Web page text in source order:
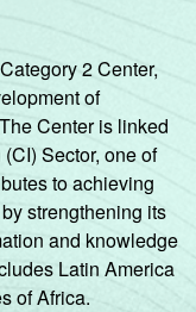
2 Center,
of
Center is linked
Sector, one of
to achieving
strengthening its
and knowledge
Latin America
of Africa.